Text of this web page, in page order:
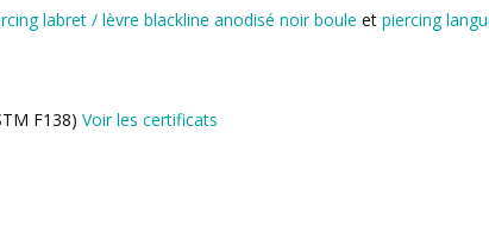
labret / lèvre blackline anodisé noir boule et piercing
F138) Voir les certificats